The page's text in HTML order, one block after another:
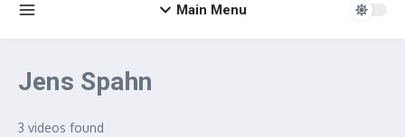
Main Menu
Jens Spahn
3 videos found